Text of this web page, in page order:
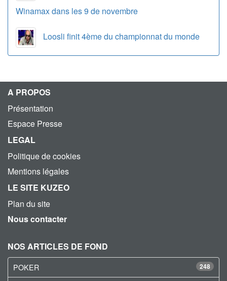
Winamax dans les 9 de novembre
Loosli finit 4ème du championnat du monde
A PROPOS
Présentation
Espace Presse
LEGAL
Politique de cookies
Mentions légales
LE SITE KUZEO
Plan du site
Nous contacter
NOS ARTICLES DE FOND
248
POKER